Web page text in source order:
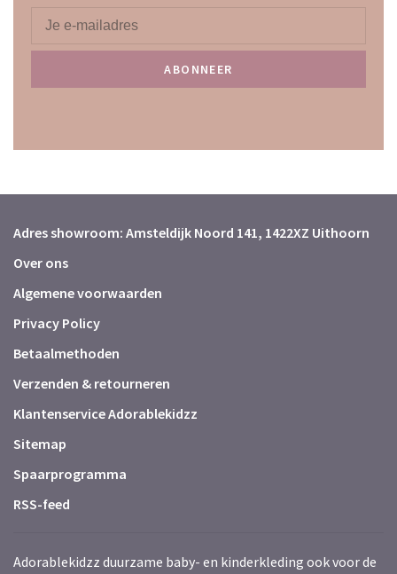
ABONNEER
Adres showroom: Amsteldijk Noord 141, 1422XZ Uithoorn
Over ons
Algemene voorwaarden
Privacy Policy
Betaalmethoden
Verzenden & retourneren
Klantenservice Adorablekidzz
Sitemap
Spaarprogramma
RSS-feed
Adorablekidzz duurzame baby- en kinderkleding ook voor de